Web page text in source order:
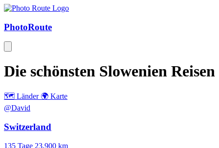
PhotoRoute
Die schönsten Slowenien Reisen
🗺️ Länder 🌍 Karte
@David
Switzerland
135 Tage 23,900 km